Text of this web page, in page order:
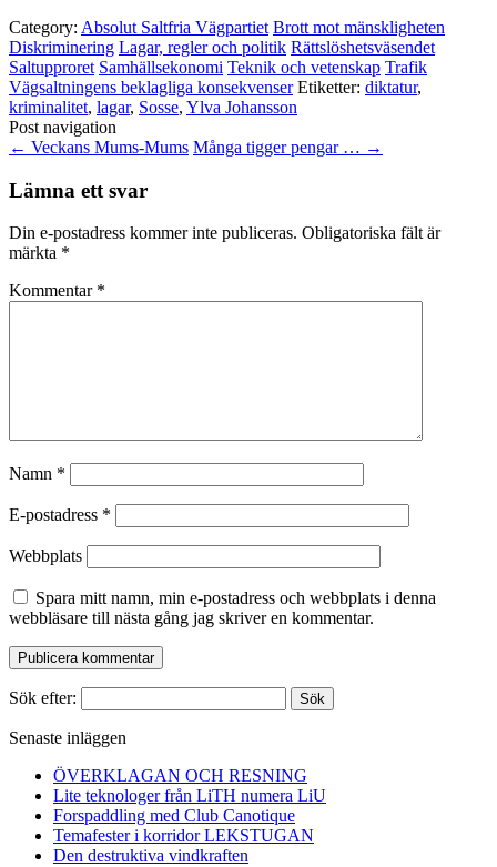
Category: Absolut Saltfria Vägpartiet Brott mot mänskligheten
Diskriminering Lagar, regler och politik Rättslöshetsväsendet
Saltupproret Samhällsekonomi Teknik och vetenskap Trafik
Vägsaltningens beklagliga konsekvenser Etiketter: diktatur,
kriminalitet, lagar, Sosse, Ylva Johansson
Post navigation
← Veckans Mums-Mums Många tigger pengar … →
Lämna ett svar
Din e-postadress kommer inte publiceras. Obligatoriska fält är
märkta *
Kommentar *
Namn *
E-postadress *
Webbplats
Spara mitt namn, min e-postadress och webbplats i denna
webbläsare till nästa gång jag skriver en kommentar.
Sök efter:
Senaste inläggen
ÖVERKLAGAN OCH RESNING
Lite teknologer från LiTH numera LiU
Forspaddling med Club Canotique
Temafester i korridor LEKSTUGAN
Den destruktiva vindkraften